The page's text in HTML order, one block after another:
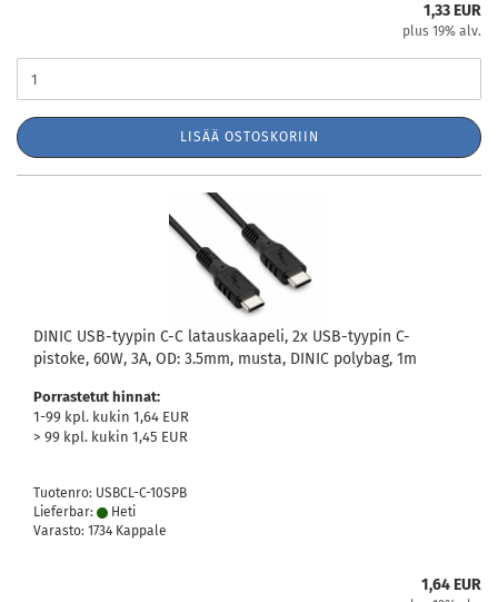
1,33 EUR
plus 19% alv.
LISÄÄ OSTOSKORIIN
DINIC USB-tyypin C-C latauskaapeli, 2x USB-tyypin C-
pistoke, 60W, 3A, OD: 3.5mm, musta, DINIC polybag, 1m
Porrastetut hinnat:
1-99 kpl. kukin 1,64 EUR
> 99 kpl. kukin 1,45 EUR
Tuotenro: USBCL-C-10SPB
Lieferbar:
Heti
Varasto: 1734 Kappale
1,64 EUR